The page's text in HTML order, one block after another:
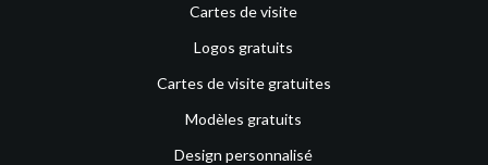
Cartes de visite
Logos gratuits
Cartes de visite gratuites
Modèles gratuits
Design personnalisé